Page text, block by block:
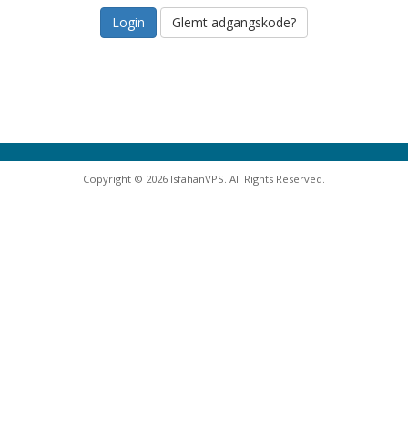
Glemt adgangskode?
Copyright © 2026 IsfahanVPS. All Rights Reserved.